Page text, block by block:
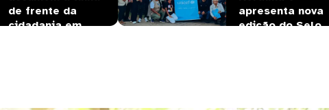
de frente da
cidadania em…
apresenta nova
edição do Selo